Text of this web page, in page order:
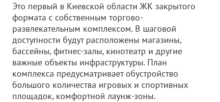
Это первый в Киевской области ЖК закрытого
формата с собственным торгово-
развлекательным комплексом. В шаговой
доступности будут расположены магазины,
бассейны, фитнес-залы, кинотеатр и другие
важные объекты инфраструктуры. План
комплекса предусматривает обустройство
большого количества игровых и спортивных
площадок, комфортной лаунж-зоны.